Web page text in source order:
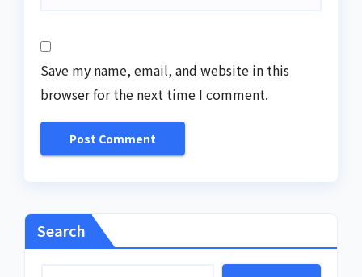
Save my name, email, and website in this
browser for the next time I comment.
Search